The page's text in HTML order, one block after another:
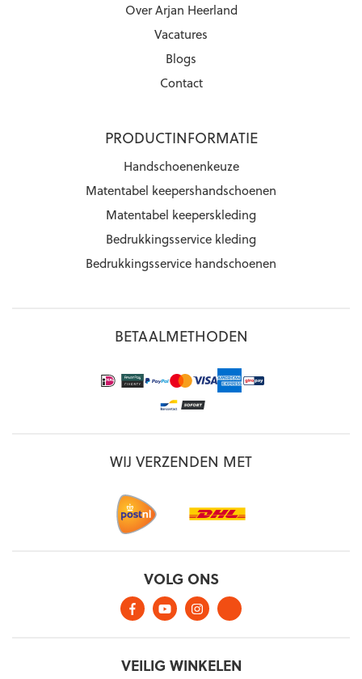
Over Arjan Heerland
Vacatures
Blogs
Contact
PRODUCTINFORMATIE
Handschoenenkeuze
Matentabel keepershandschoenen
Matentabel keeperskleding
Bedrukkingsservice kleding
Bedrukkingsservice handschoenen
BETAALMETHODEN
WIJ VERZENDEN MET